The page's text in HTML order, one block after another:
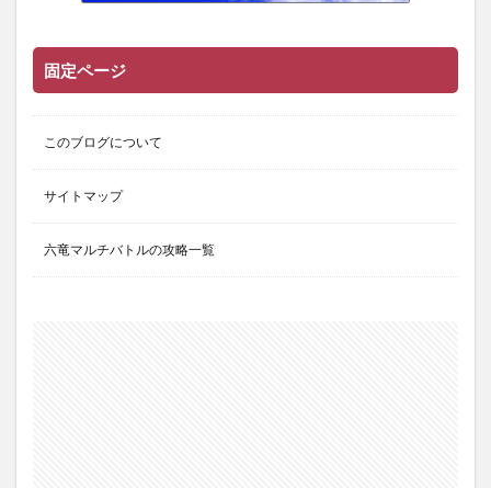
固定ページ
このブログについて
サイトマップ
六竜マルチバトルの攻略一覧